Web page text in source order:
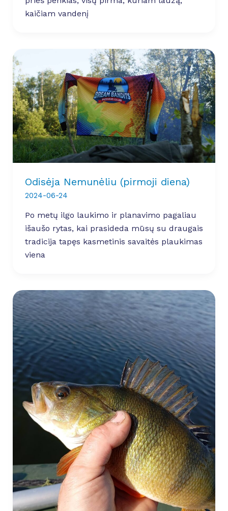
kaičiam vandenį
Odisėja Nemunėliu (pirmoji diena)
2024-06-24
Po metų ilgo laukimo ir planavimo pagaliau
išaušo rytas, kai prasideda mūsų su draugais
tradicija tapęs kasmetinis savaitės plaukimas
viena